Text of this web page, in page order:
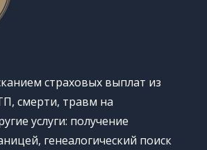
страховых выплат из
смерти, травм на
услуги: получение
генеалогический поиск